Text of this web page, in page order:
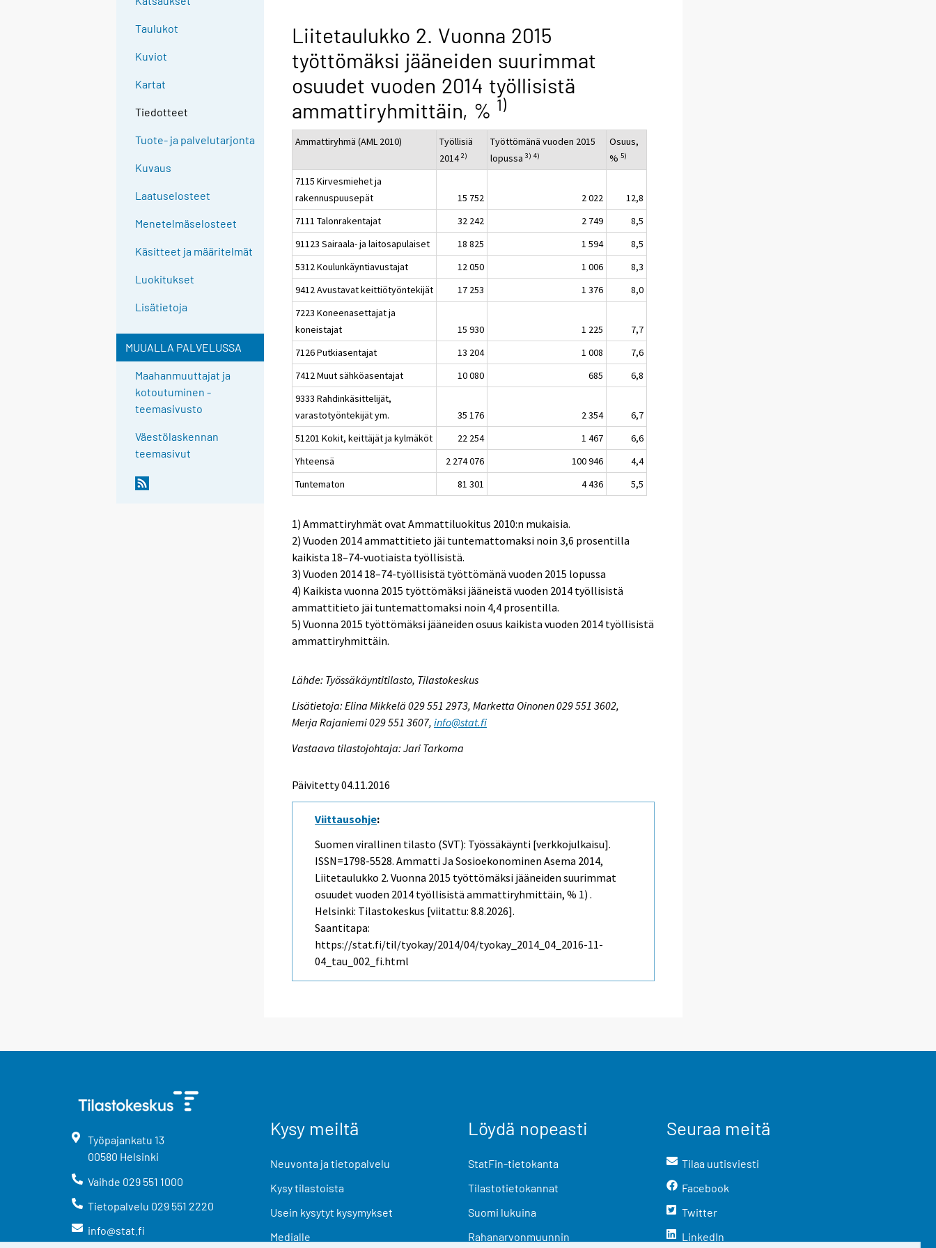
Taulukot
Kuviot
Kartat
Tiedotteet
Tuote- ja palvelutarjonta
Kuvaus
Laatuselosteet
Menetelmäselosteet
Käsitteet ja määritelmät
Luokitukset
Lisätietoja
MUUALLA PALVELUSSA
Maahanmuuttajat ja
kotoutuminen -
teemasivusto
Väestölaskennan
teemasivut
Liitetaulukko 2. Vuonna 2015
työttömäksi jääneiden suurimmat
osuudet vuoden 2014 työllisistä
ammattiryhmittäin, % 1)
Ammattiryhmä (AML 2010)
Työllisiä
20142)
Työttömänä vuoden 2015
lopussa3) 4)
Osuus,
%5)
7115 Kirvesmiehet ja
rakennuspuusepät
15 752 2 022
12,8
7111 Talonrakentajat
32 242 2 749
8,5
91123 Sairaala- ja laitosapulaiset
18 825 1 594
8,5
5312 Koulunkäyntiavustajat
12 050 1 006
8,3
9412 Avustavat keittiötyöntekijät
17 253 1 376
8,0
7223 Koneenasettajat ja
koneistajat
15 930 1 225
7,7
7126 Putkiasentajat
13 204 1 008
7,6
7412 Muut sähköasentajat
10 080 685
6,8
9333 Rahdinkäsittelijät,
varastotyöntekijät ym.
35 176 2 354
6,7
51201 Kokit, keittäjät ja kylmäköt
22 254 1 467
6,6
Yhteensä
2 274 076 100 946
4,4
Tuntematon
81 301 4 436 5,5
1) Ammattiryhmät ovat Ammattiluokitus 2010:n mukaisia.
2) Vuoden 2014 ammattitieto jäi tuntemattomaksi noin 3,6 prosentilla
kaikista 18–74-vuotiaista työllisistä.
3) Vuoden 2014 18–74-työllisistä työttömänä vuoden 2015 lopussa
4) Kaikista vuonna 2015 työttömäksi jääneistä vuoden 2014 työllisistä
ammattitieto jäi tuntemattomaksi noin 4,4 prosentilla.
5) Vuonna 2015 työttömäksi jääneiden osuus kaikista vuoden 2014 työllisistä
ammattiryhmittäin.
Lähde: Työssäkäyntitilasto, Tilastokeskus
Lisätietoja: Elina Mikkelä 029 551 2973, Marketta Oinonen 029 551 3602,
Merja Rajaniemi 029 551 3607,info@stat.fi
Vastaava tilastojohtaja: Jari Tarkoma
Päivitetty 04.11.2016
Viittausohje:
Suomen virallinen tilasto (SVT): Työssäkäynti [verkkojulkaisu].
ISSN=1798-5528.Ammatti Ja Sosioekonominen Asema 2014,
Liitetaulukko 2. Vuonna 2015 työttömäksi jääneiden suurimmat
osuudet vuoden 2014 työllisistä ammattiryhmittäin, % 1) .
Helsinki: Tilastokeskus [viitattu: 8.8.2026].
Saantitapa:
https://stat.fi/til/tyokay/2014/04/tyokay_2014_04_2016-11-
04_tau_002_fi.html
Työpajankatu 13
00580 Helsinki
Vaihde 029 551 1000
Tietopalvelu 029 551 2220
info@stat.fi
Kysy meiltä
Neuvonta ja tietopalvelu
Kysy tilastoista
Usein kysytyt kysymykset
Medialle
Löydä nopeasti
StatFin-tietokanta
Tilastotietokannat
Suomi lukuina
Rahanarvonmuunnin
Seuraa meitä
Tilaa uutisviesti
Facebook
Twitter
LinkedIn